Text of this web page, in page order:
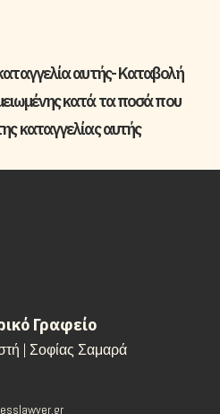
αυτής- Καταβολή
κατά τα ποσά που
καταγγελίας αυτής
Γραφείο
| Σοφίας Σαμαρά